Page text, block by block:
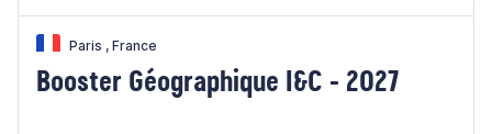
Paris , France
Booster Géographique I&C - 2027